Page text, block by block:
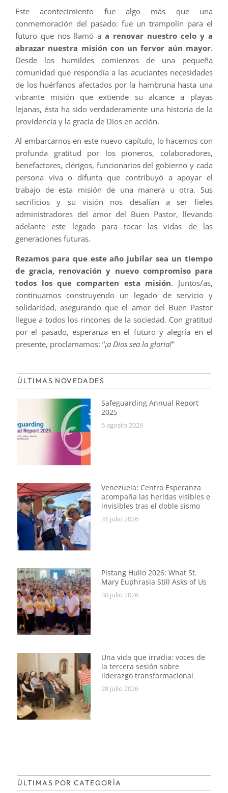
Este acontecimiento fue algo más que una
conmemoración del pasado: fue un trampolín para el
futuro que nos llamó a a renovar nuestro celo y a
abrazar nuestra misión con un fervor aún mayor.
Desde los humildes comienzos de una pequeña
comunidad que respondía a las acuciantes necesidades
de los huérfanos afectados por la hambruna hasta una
vibrante misión que extiende su alcance a playas
lejanas, ésta ha sido verdaderamente una historia de la
providencia y la gracia de Dios en acción.
Al embarcarnos en este nuevo capítulo, lo hacemos con
profunda gratitud por los pioneros, colaboradores,
benefactores, clérigos, funcionarios del gobierno y cada
persona viva o difunta que contribuyó a apoyar el
trabajo de esta misión de una manera u otra. Sus
sacrificios y su visión nos desafían a ser fieles
administradores del amor del Buen Pastor, llevando
adelante este legado para tocar las vidas de las
generaciones futuras.
Rezamos para que este año jubilar sea un tiempo
de gracia, renovación y nuevo compromiso para
todos los que comparten esta misión. Juntos/as,
continuamos construyendo un legado de servicio y
solidaridad, asegurando que el amor del Buen Pastor
llegue a todos los rincones de la sociedad. Con gratitud
por el pasado, esperanza en el futuro y alegría en el
presente, proclamamos: “¡a Dios sea la gloria!''
ÚLTIMAS NOVEDADES
Safeguarding Annual Report
2025
6 agosto 2026
Venezuela: Centro Esperanza
acompaña las heridas visibles e
invisibles tras el doble sismo
31 julio 2026
Pistang Hulio 2026: What St.
Mary Euphrasia Still Asks of Us
30 julio 2026
Una vida que irradia: voces de
la tercera sesión sobre
liderazgo transformacional
28 julio 2026
ÚLTIMAS POR CATEGORÍA